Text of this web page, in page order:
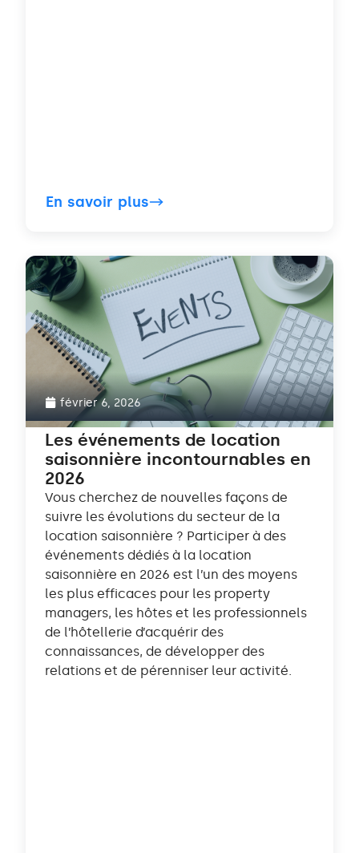
En savoir plus
février 6, 2026
Les événements de location
saisonnière incontournables en
2026
Vous cherchez de nouvelles façons de
suivre les évolutions du secteur de la
location saisonnière ? Participer à des
événements dédiés à la location
saisonnière en 2026 est l’un des moyens
les plus efficaces pour les property
managers, les hôtes et les professionnels
de l’hôtellerie d’acquérir des
connaissances, de développer des
relations et de pérenniser leur activité.